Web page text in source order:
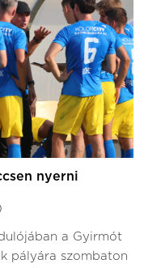
nyerni
a Gyirmót
pályára szombaton